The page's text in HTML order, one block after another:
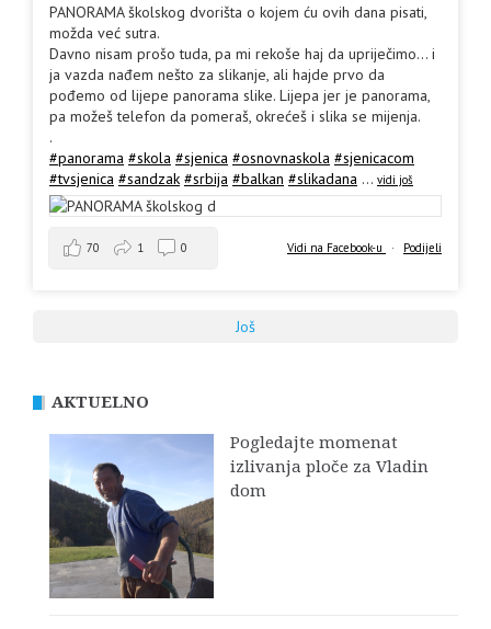
PANORAMA školskog dvorišta o kojem ću ovih dana pisati,
možda već sutra.
Davno nisam prošo tuda, pa mi rekoše haj da upriječimo... i
ja vazda nađem nešto za slikanje, ali hajde prvo da
pođemo od lijepe panorama slike. Lijepa jer je panorama,
pa možeš telefon da pomeraš, okrećeš i slika se mijenja.
.
#panorama #skola #sjenica #osnovnaskola #sjenicacom
#tvsjenica #sandzak #srbija #balkan #slikadana ... vidi još
Vidi na Facebook-u · Podijeli
70 1 0
Još
AKTUELNO
Pogledajte momenat
izlivanja ploče za Vladin
dom